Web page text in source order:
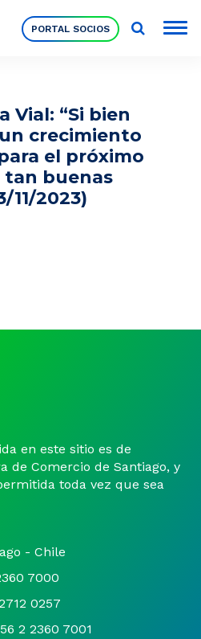
PORTAL SOCIOS
Vial: “Si bien
crecimiento
el próximo
tan buenas
11/2023)
en este sitio es de
de Comercio de Santiago, y
toda vez que sea
- Chile
7000
0257
2 2360 7001